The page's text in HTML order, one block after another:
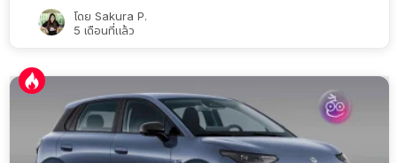
โดย Sakura P.
5 เดือนที่แล้ว